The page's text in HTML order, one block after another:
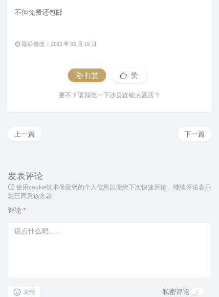
不但免费还包邮
最后修改：2022 年 05 月 19 日
打赏 赞
要不？请我吃一下沙县连锁大酒店？
下一篇
上一篇
发表评论
使用cookie技术保留您的个人信息以便您下次快速评论，继续评论表示
您已同意该条款
评论 *
表情 私密评论